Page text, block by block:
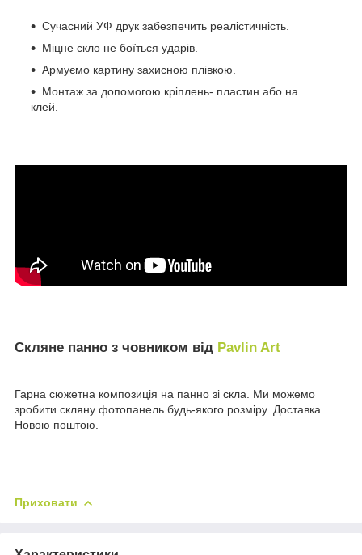
Сучасний УФ друк забезпечить реалістичність.
Міцне скло не боїться ударів.
Армуємо картину захисною плівкою.
Монтаж за допомогою кріплень- пластин або на
клей.
Скляне панно з човником від Pavlin Art
Гарна сюжетна композиція на панно зі скла. Ми можемо
зробити скляну фотопанель будь-якого розміру. Доставка
Новою поштою.
Приховати